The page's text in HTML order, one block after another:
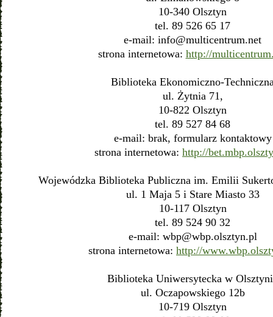
10-340 Olsztyn
tel. 89 526 65 17
e-mail: info@multicentrum.net
strona internetowa: http://
Biblioteka Ekonomiczno-
ul. Żytnia 71,
10-822 Olsztyn
tel. 89 527 84 68
e-mail: brak, formularz kontaktowy
strona internetowa: http://
Wojewódzka Biblioteka Publiczna im. Emilii
ul. 1 Maja 5 i Stare Miasto 33
10-117 Olsztyn
tel. 89 524 90 32
e-mail: wbp@wbp.olsztyn.pl
strona internetowa: http://
Biblioteka Uniwersytecka w
ul. Oczapowskiego 12b
10-719 Olsztyn